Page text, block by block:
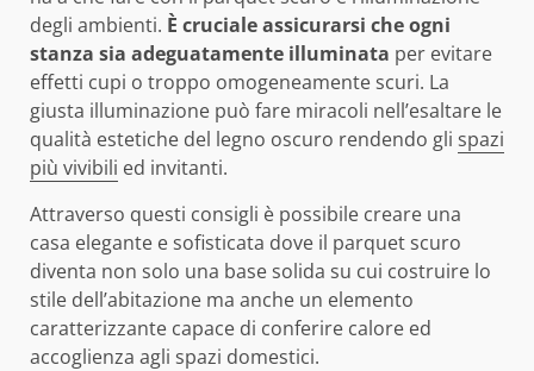
degli ambienti. È cruciale assicurarsi che ogni
stanza sia adeguatamente illuminata per evitare
effetti cupi o troppo omogeneamente scuri. La
giusta illuminazione può fare miracoli nell’esaltare le
qualità estetiche del legno oscuro rendendo gli spazi
più vivibili ed invitanti.
Attraverso questi consigli è possibile creare una
casa elegante e sofisticata dove il parquet scuro
diventa non solo una base solida su cui costruire lo
stile dell’abitazione ma anche un elemento
caratterizzante capace di conferire calore ed
accoglienza agli spazi domestici.